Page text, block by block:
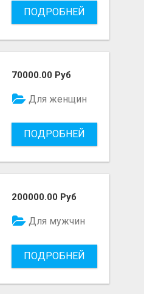
ПОДРОБНЕЙ
70000.00 Руб
Для женщин
ПОДРОБНЕЙ
200000.00 Руб
Для мужчин
ПОДРОБНЕЙ